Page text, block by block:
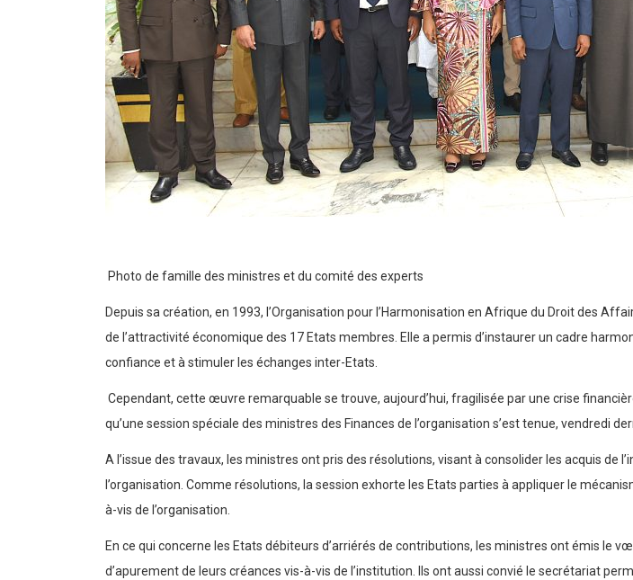
Photo de famille des ministres et du comité des experts
Depuis sa création, en 1993, l’Organisation pour l’Harmonisation en Afrique du Droit des
de l’attractivité économique des 17 Etats membres. Elle a permis d’instaurer un cadre
confiance et à stimuler les échanges inter-Etats.
Cependant, cette œuvre remarquable se trouve, aujourd’hui, fragilisée par une crise
qu’une session spéciale des ministres des Finances de l’organisation s’est tenue, vendredi
A l’issue des travaux, les ministres ont pris des résolutions, visant à consolider les acquis
l’organisation. Comme résolutions, la session exhorte les Etats parties à appliquer le
à-vis de l’organisation.
En ce qui concerne les Etats débiteurs d’arriérés de contributions, les ministres ont émis le
d’apurement de leurs créances vis-à-vis de l’institution. Ils ont aussi convié le secrétariat